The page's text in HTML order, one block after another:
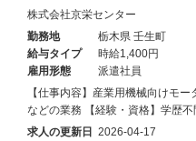
株式会社京栄センター
勤務地
栃木県 壬生町
給与タイプ
時給1,400円
雇用形態
派遣社員
【仕事内容】産業用機械向けモ
などの業務 【経験・資格】学歴不
求人の更新日 2026-04-17